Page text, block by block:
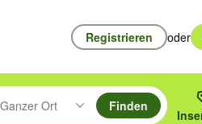
Registrieren oder
oben/unten durchsuchen und mit
drücken um zu suchen,
Ganzer Ortim Umkreis des gewählten Orts
Finden